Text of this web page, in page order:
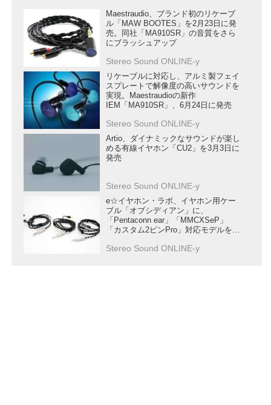
Maestraudio、ブランド初のリケーブ
ル「MAW BOOTES」を2月23日に発
売。同社「MA910SR」の音質をさら
にブラッシュアップ
Stereo Sound ONLINE-y
リケーブルに対応し、アルミ製フェイ
スプレートで解像度の高いサウンドを
実現。Maestraudioの新作
IEM「MA910SR」、6月24日に発売
Stereo Sound ONLINE-y
Artio、ダイナミックなサウンドが楽し
める有線イヤホン「CU2」を3月3日に
発売
Stereo Sound ONLINE-y
e☆イヤホン・ラボ、イヤホン用ケー
ブル「オブシディアン」に、
「Pentaconn ear」「MMCXSeP」
「カスタム2ピンPro」対応モデルを追
Stereo Sound ONLINE-y